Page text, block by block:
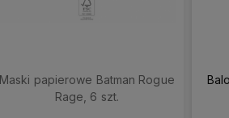
Maski papierowe Batman Rogue
Rage, 6 szt.